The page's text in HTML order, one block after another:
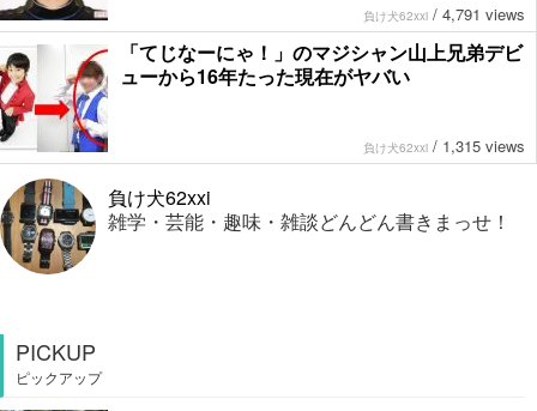
負け犬62xxi / 4,791 views
「てじなーにゃ！」のマジシャン山上兄弟デビ
ューから16年たった現在がヤバい
負け犬62xxi / 1,315 views
負け犬62xxi
雑学・芸能・趣味・雑談どんどん書きまっせ！
PICKUP
ピックアップ